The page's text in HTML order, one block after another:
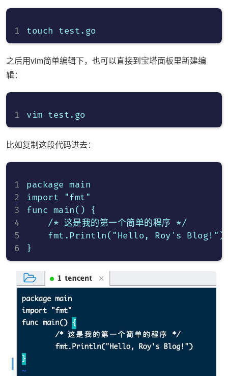
之后用vim简单编辑下，也可以直接到宝塔面板里新建编
辑：
比如复制这段代码进去：
package main
import "fmt"
func main() {
    /* 这是我的第一个简单的程序 */
    fmt.Println("Hello, Roy's Blog!")